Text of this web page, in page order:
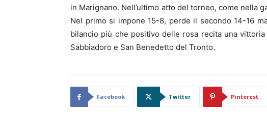
in Marignano. Nell’ultimo atto del torneo, come nella
Nel primo si impone 15-8, perde il secondo 14-16
bilancio più che positivo delle rosa recita una
Sabbiadoro e San Benedetto del Tronto.
Facebook Twitter Pinterest